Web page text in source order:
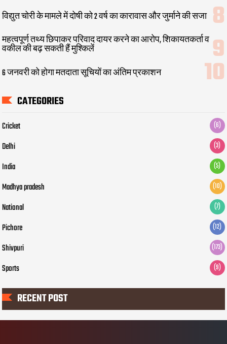
विद्युत चोरी के मामले में दोषी को 2 वर्ष का कारावास और जुर्माने की सजा
महत्वपूर्ण तथ्य छिपाकर परिवाद दायर करने का आरोप, शिकायतकर्ता व
वकील की बढ़ सकती हैं मुश्किलें
6 जनवरी को होगा मतदाता सूचियों का अंतिम प्रकाशन
CATEGORIES
Cricket (6)
Delhi (3)
India (5)
Madhya pradesh (10)
National (7)
Pichore (12)
Shivpuri (173)
Sports (9)
RECENT POST